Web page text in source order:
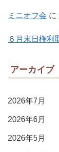
ミニオフ会 に
６月末日権利
アーカイブ
2026年7月
2026年6月
2026年5月